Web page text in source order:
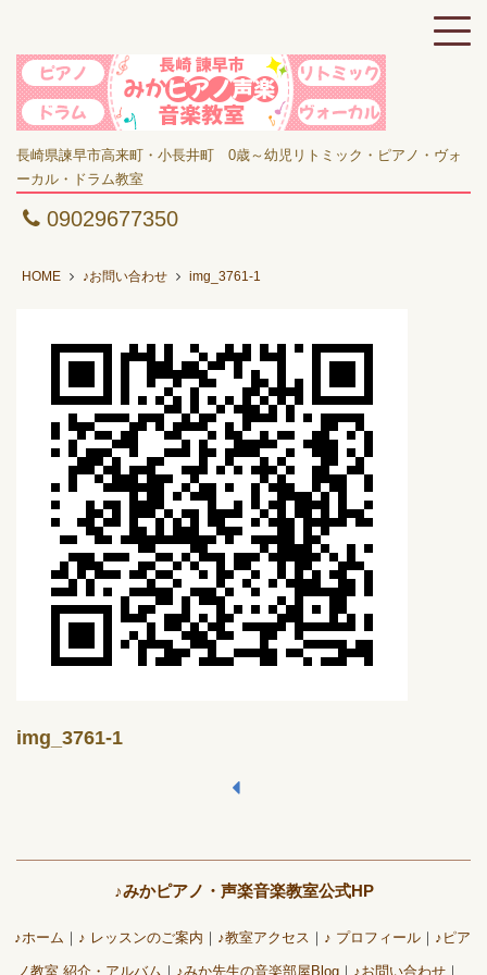
長崎県諫早市高来町・小長井町 0歳～幼児リトミック・ピアノ・ヴォ
ーカル・ドラム教室
09029677350
HOME ♪お問い合わせ img_3761-1
img_3761-1
♪みかピアノ・声楽音楽教室公式HP
♪ホーム ♪ レッスンのご案内 ♪教室アクセス ♪ プロフィール ♪ピア
ノ教室 紹介・アルバム ♪みか先生の音楽部屋Blog ♪お問い合わせ